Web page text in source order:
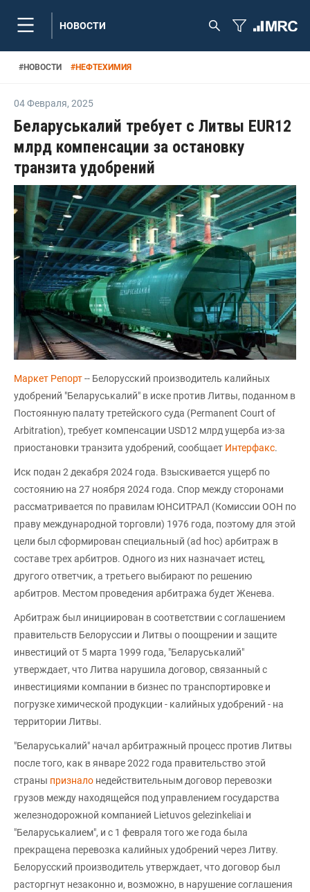
НОВОСТИ
#НОВОСТИ #НЕФТЕХИМИЯ
04 Февраля, 2025
Беларуськалий требует с Литвы EUR12
млрд компенсации за остановку
транзита удобрений
Маркет Репорт-- Белорусский производитель калийных
удобрений "Беларуськалий" в иске против Литвы, поданном в
Постоянную палату третейского суда (Permanent Court of
Arbitration), требует компенсации USD12 млрд ущерба из-за
приостановки транзита удобрений, сообщает Интерфакс.
Иск подан 2 декабря 2024 года. Взыскивается ущерб по
состоянию на 27 ноября 2024 года. Спор между сторонами
рассматривается по правилам ЮНСИТРАЛ (Комиссии ООН по
праву международной торговли) 1976 года, поэтому для этой
цели был сформирован специальный (ad hoc) арбитраж в
составе трех арбитров. Одного из них назначает истец,
другого ответчик, а третьего выбирают по решению
арбитров. Местом проведения арбитража будет Женева.
Арбитраж был инициирован в соответствии с соглашением
правительств Белоруссии и Литвы о поощрении и защите
инвестиций от 5 марта 1999 года, "Беларуськалий"
утверждает, что Литва нарушила договор, связанный с
инвестициями компании в бизнес по транспортировке и
погрузке химической продукции - калийных удобрений - на
территории Литвы.
"Беларуськалий" начал арбитражный процесс против Литвы
после того, как в январе 2022 года правительство этой
страны признало недействительным договор перевозки
грузов между находящейся под управлением государства
железнодорожной компанией Lietuvos gelezinkeliai и
"Беларуськалием", и с 1 февраля того же года была
прекращена перевозка калийных удобрений через Литву.
Белорусский производитель утверждает, что договор был
расторгнут незаконно и, возможно, в нарушение соглашения